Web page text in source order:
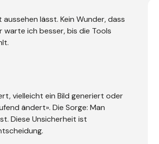
lässt. Kein Wunder, dass
ich besser, bis die Tools
vielleicht ein Bild generiert oder
ändert». Die Sorge: Man
Diese Unsicherheit ist